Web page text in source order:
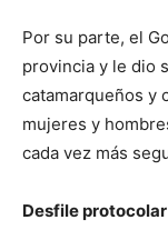
Por su parte, el
provincia y le dio
catamarqueños y
mujeres y
cada vez más
Desfile protocolar